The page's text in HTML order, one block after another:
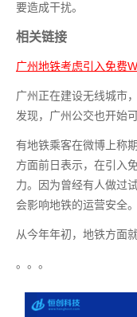
要造成干扰。
相关链接
广州地铁考虑引入免费
广州正在建设无线城市
发现，广州公交也开始
有地铁乘客在微博上称
方面前日表示，在引入
力。因为曾经有人做过
会影响地铁的运营安全。
从今年年初，地铁方面
。。。